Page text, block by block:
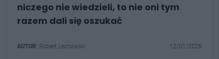
niczego nie wiedzieli, to nie oni tym
razem dali się oszukać
AUTOR: Robert Lechowski 12/01/2026